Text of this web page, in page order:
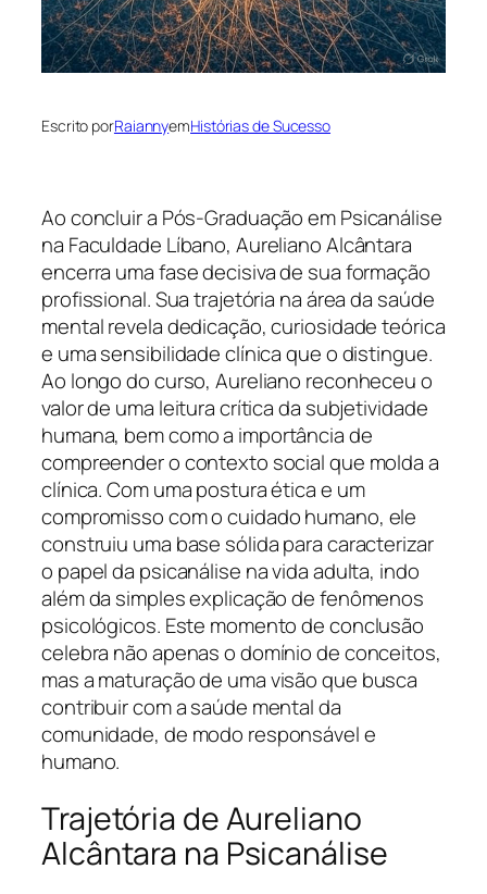
Escrito porRaiannyemHistórias de Sucesso
Ao concluir a Pós-Graduação em Psicanálise
na Faculdade Líbano, Aureliano Alcântara
encerra uma fase decisiva de sua formação
profissional. Sua trajetória na área da saúde
mental revela dedicação, curiosidade teórica
e uma sensibilidade clínica que o distingue.
Ao longo do curso, Aureliano reconheceu o
valor de uma leitura crítica da subjetividade
humana, bem como a importância de
compreender o contexto social que molda a
clínica. Com uma postura ética e um
compromisso com o cuidado humano, ele
construiu uma base sólida para caracterizar
o papel da psicanálise na vida adulta, indo
além da simples explicação de fenômenos
psicológicos. Este momento de conclusão
celebra não apenas o domínio de conceitos,
mas a maturação de uma visão que busca
contribuir com a saúde mental da
comunidade, de modo responsável e
humano.
Trajetória de Aureliano
Alcântara na Psicanálise